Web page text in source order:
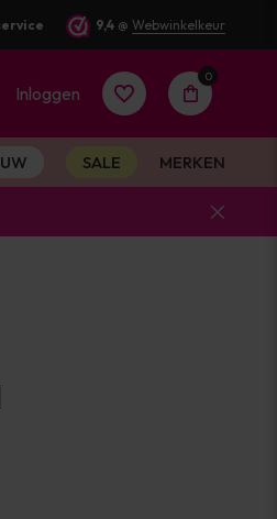
verstuurd
9,4 @ Webwinkelkeur
Inloggen
0
SALE MERKEN